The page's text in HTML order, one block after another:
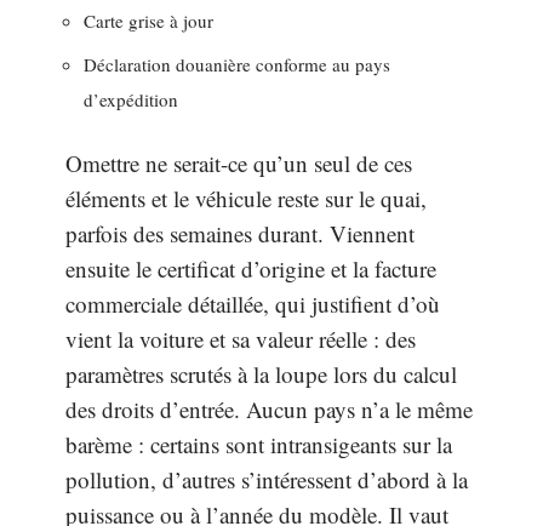
Carte grise à jour
Déclaration douanière conforme au pays
d’expédition
Omettre ne serait-ce qu’un seul de ces
éléments et le véhicule reste sur le quai,
parfois des semaines durant. Viennent
ensuite le certificat d’origine et la facture
commerciale détaillée, qui justifient d’où
vient la voiture et sa valeur réelle : des
paramètres scrutés à la loupe lors du calcul
des droits d’entrée. Aucun pays n’a le même
barème : certains sont intransigeants sur la
pollution, d’autres s’intéressent d’abord à la
puissance ou à l’année du modèle. Il vaut